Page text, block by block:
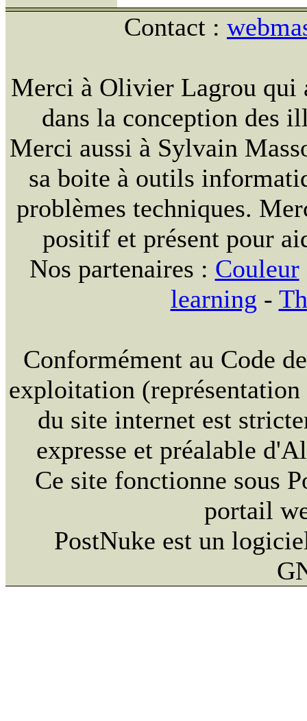
Contact :
Merci à Olivier Lagrou qui
dans la conception des
Merci aussi à Sylvain
sa boite à outils
problèmes techniques.
positif et présent pour
Nos partenaires : Couleur
learning -
Conformément au Code
exploitation
du site internet est
expresse et préalable
Ce site fonctionne sous
portail
PostNuke est un